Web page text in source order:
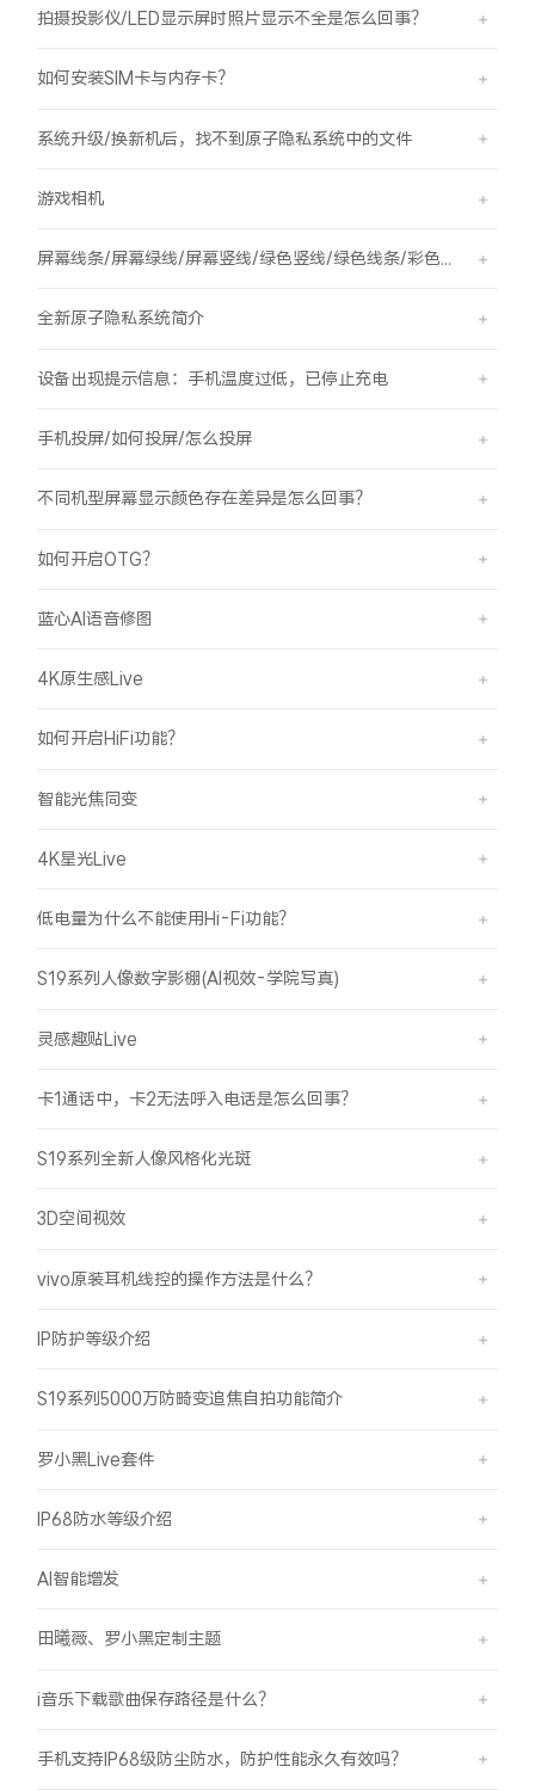
拍摄投影仪/LED显示屏时照片显示不全是怎么回事？
如何安装SIM卡与内存卡？
系统升级/换新机后，找不到原子隐私系统中的文件
游戏相机
屏幕线条/屏幕绿线/屏幕竖线/绿色竖线/绿色线条/彩色竖线
全新原子隐私系统简介
设备出现提示信息：手机温度过低，已停止充电
手机投屏/如何投屏/怎么投屏
不同机型屏幕显示颜色存在差异是怎么回事？
如何开启OTG？
蓝心AI语音修图
4K原生感Live
如何开启HiFi功能？
智能光焦同变
4K星光Live
低电量为什么不能使用Hi-Fi功能？
S19系列人像数字影棚(AI视效-学院写真)
灵感趣贴Live
卡1通话中，卡2无法呼入电话是怎么回事？
S19系列全新人像风格化光斑
3D空间视效
vivo原装耳机线控的操作方法是什么？
IP防护等级介绍
S19系列5000万防畸变追焦自拍功能简介
罗小黑Live套件
IP68防水等级介绍
AI智能增发
田曦薇、罗小黑定制主题
i音乐下载歌曲保存路径是什么？
手机支持IP68级防尘防水，防护性能永久有效吗？